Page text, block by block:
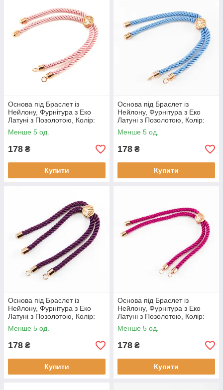
Основа під Браслет із
Нейлону, Фурнітура з Еко
Латуні з Позолотою, Колір:
Рожевий, Довжина 21 см,
Товщина 3 мм, (1 шт.)
Менше 5 од.
178 ₴
Купити
Основа під Браслет із
Нейлону, Фурнітура з Еко
Латуні з Позолотою, Колір:
Блакитний, Довжина 21 см,
Товщина 3 мм, (1 шт.)
Менше 5 од.
178 ₴
Купити
Основа під Браслет із
Нейлону, Фурнітура з Еко
Латуні з Позолотою, Колір:
Індиго, Довжина 21 см,
Товщина 3 мм, (1 шт.)
Менше 5 од.
178 ₴
Купити
Основа під Браслет із
Нейлону, Фурнітура з Еко
Латуні з Позолотою, Колір:
Бордовий, Довжина 21 см,
Товщина 3 мм, (1 шт.)
Менше 5 од.
178 ₴
Купити